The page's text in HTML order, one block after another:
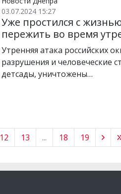
03.07.2024 15:27
Уже простился с
пережить во время
Утренняя атака российских
разрушения и человеческие
детсады, уничтожены…
12 13 ... 18 19